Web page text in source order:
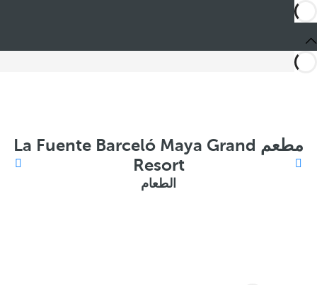
مطعم La Fuente Barceló Maya Grand
Resort
الطعام